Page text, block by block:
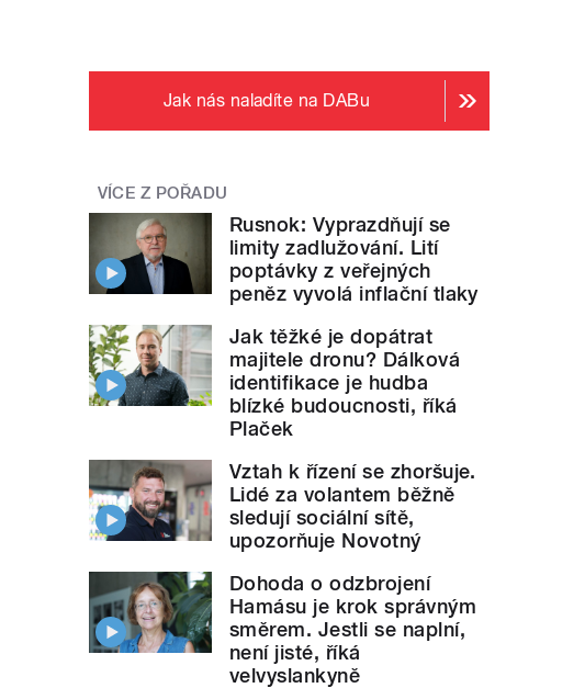
Jak nás naladíte na DABu
VÍCE Z POŘADU
Rusnok: Vyprazdňují se
limity zadlužování. Lití
poptávky z veřejných
peněz vyvolá inflační tlaky
Jak těžké je dopátrat
majitele dronu? Dálková
identifikace je hudba
blízké budoucnosti, říká
Plaček
Vztah k řízení se zhoršuje.
Lidé za volantem běžně
sledují sociální sítě,
upozorňuje Novotný
Dohoda o odzbrojení
Hamásu je krok správným
směrem. Jestli se naplní,
není jisté, říká
velvyslankyně